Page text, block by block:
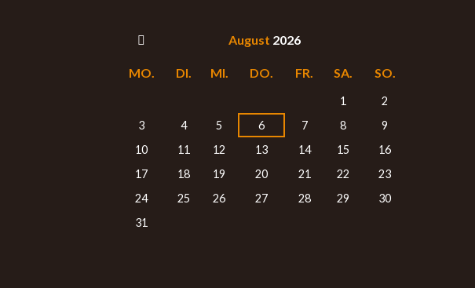
August 2026
MO. DI. MI. DO. FR. SA. SO.
1
2
3
4 5 6 7 8
9
10
11 12 13 14 15
16
17
18 19 20 21 22
23
24
25 26 27 28 29
30
31